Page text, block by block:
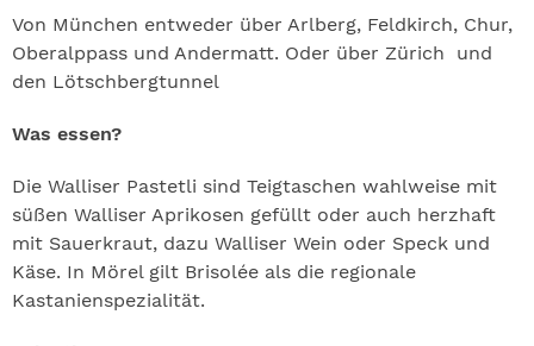
Von München entweder über Arlberg, Feldkirch, Chur,
Oberalppass und Andermatt. Oder über Zürich und
den Lötschbergtunnel
Was essen?
Die Walliser Pastetli sind Teigtaschen wahlweise mit
süßen Walliser Aprikosen gefüllt oder auch herzhaft
mit Sauerkraut, dazu Walliser Wein oder Speck und
Käse. In Mörel gilt Brisolée als die regionale
Kastanienspezialität.